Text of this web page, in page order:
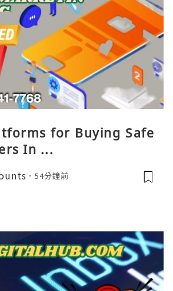
for Buying Safe
In ...
54分鐘前